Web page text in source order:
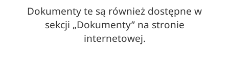
Dokumenty te są również dostępne w
sekcji „Dokumenty” na stronie
internetowej.